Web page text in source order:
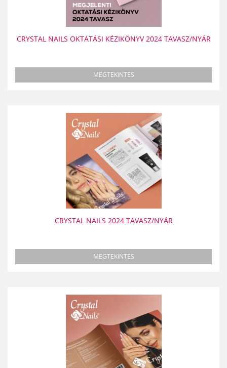
CRYSTAL NAILS OKTATÁSI KÉZIKÖNYV 2024 TAVASZ/NYÁR
MEGTEKINTÉS
CRYSTAL NAILS 2024 TAVASZ/NYÁR
MEGTEKINTÉS